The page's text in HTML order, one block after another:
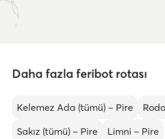
Daha fazla feribot rotası
Kelemez Ada (tümü) – Pire
Sakız (tümü) – Pire
Limni – Pire